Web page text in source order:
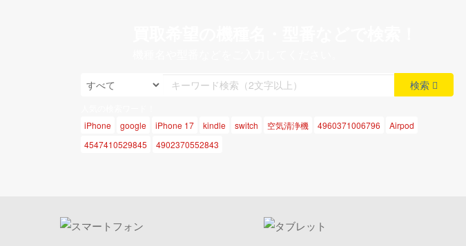
検索
iPhone
google iPhone 17 kindle switch 空気清浄機 4960371006796
Airpod
4547410529845
4902370552843